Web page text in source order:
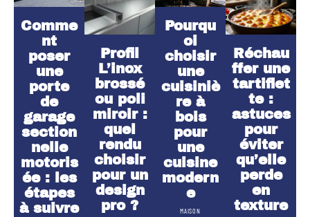
Comme
nt
poser
une
porte
de
garage
section
nelle
motoris
ée : les
étapes
à suivre
Profil
L’inox
brossé
ou poli
miroir :
quel
rendu
choisir
pour un
design
pro ?
Pourqu
oi
choisir
une
cuisiniè
re à
bois
pour
une
cuisine
modern
e
MAISON
Réchau
ffer une
tartiflet
te :
astuces
pour
éviter
qu’elle
perde
en
texture